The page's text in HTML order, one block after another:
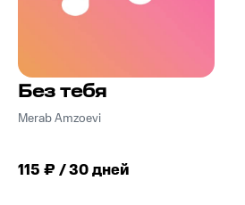
Без тебя
Merab Amzoevi
115 ₽ / 30 дней